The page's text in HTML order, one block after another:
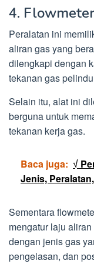
4.
Peralatan ini
aliran gas yang
dilengkapi dengan
tekanan gas
Selain itu, alat ini
berguna untuk
tekanan kerja gas.
Baca juga: √
Jenis,
Sementara
mengatur laju
dengan jenis gas
pengelasan, dan